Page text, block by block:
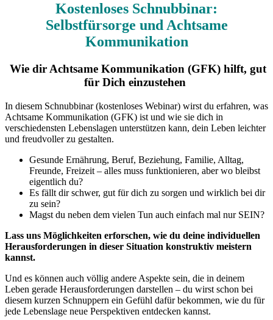
Kostenloses Schnubbinar:
Selbstfürsorge und Achtsame
Kommunikation
Wie dir Achtsame Kommunikation (GFK) hilft, gut
für Dich einzustehen
In diesem Schnubbinar (kostenloses Webinar) wirst du erfahren, was
Achtsame Kommunikation (GFK) ist und wie sie dich in
verschiedensten Lebenslagen unterstützen kann, dein Leben leichter
und freudvoller zu gestalten.
Gesunde Ernährung, Beruf, Beziehung, Familie, Alltag,
Freunde, Freizeit – alles muss funktionieren, aber wo bleibst
eigentlich du?
Es fällt dir schwer, gut für dich zu sorgen und wirklich bei dir
zu sein?
Magst du neben dem vielen Tun auch einfach mal nur SEIN?
Lass uns Möglichkeiten erforschen, wie du deine individuellen
Herausforderungen in dieser Situation konstruktiv meistern
kannst.
Und es können auch völlig andere Aspekte sein, die in deinem
Leben gerade Herausforderungen darstellen – du wirst schon bei
diesem kurzen Schnuppern ein Gefühl dafür bekommen, wie du für
jede Lebenslage neue Perspektiven entdecken kannst.